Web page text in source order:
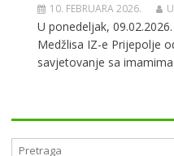
10. FEBRUARA 2026.
U ponedeljak,
Medžlisa IZ-e Prijepolje
savjetovanje sa imamima